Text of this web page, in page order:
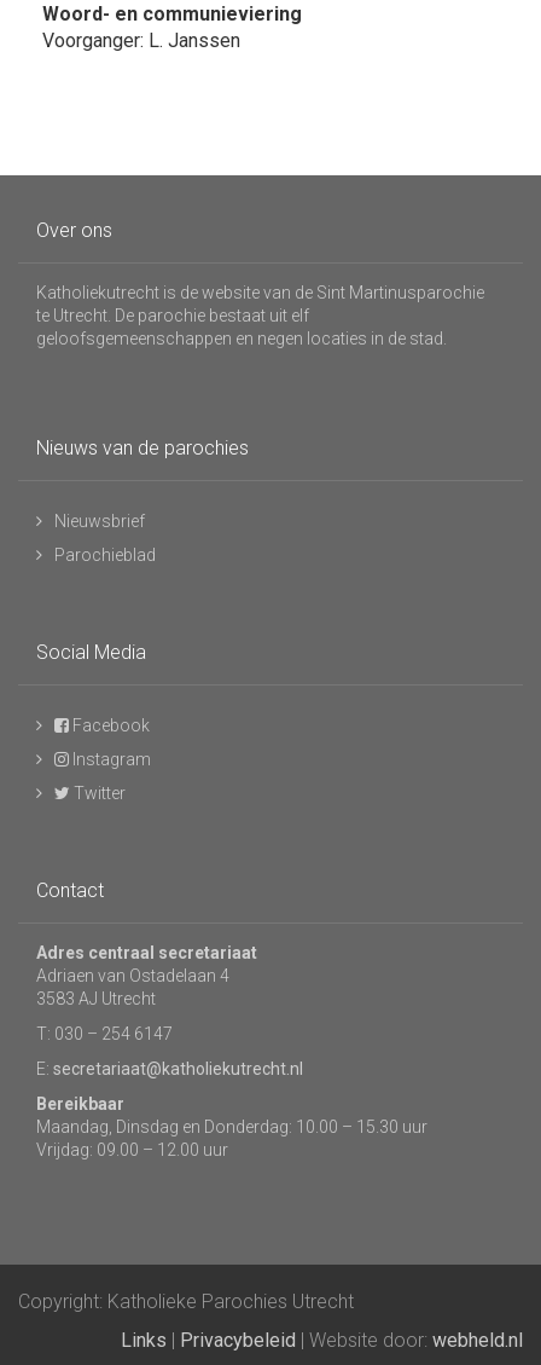
Woord- en communieviering
Voorganger: L. Janssen
Over ons
Katholiekutrecht is de website van de Sint Martinusparochie
te Utrecht. De parochie bestaat uit elf
geloofsgemeenschappen en negen locaties in de stad.
Nieuws van de parochies
Nieuwsbrief
Parochieblad
Social Media
Facebook
Instagram
Twitter
Contact
Adres centraal secretariaat
Adriaen van Ostadelaan 4
3583 AJ Utrecht
T: 030 – 254 6147
E: secretariaat@katholiekutrecht.nl
Bereikbaar
Maandag, Dinsdag en Donderdag: 10.00 – 15.30 uur
Vrijdag: 09.00 – 12.00 uur
Copyright: Katholieke Parochies Utrecht
Links | Privacybeleid | Website door: webheld.nl